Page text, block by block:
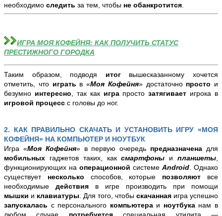
необходимо следить за тем, чтобы не обанкротится
ИГРА МОЯ КОФЕЙНЯ: КАК ПОЛУЧИТЬ СТАТУС
ПРЕСТИЖНОГО ГОРОДКА
Таким образом, подводя итог вышесказанному хочется
отметить, что играть в «Моя Кофейня» достаточно просто и
безумно интересно , так как игра простозатягивает игрока в
игровой процесс с головы до ног.
2. КАК ПРАВИЛЬНО СКАЧАТЬ И УСТАНОВИТЬ ИГРУ «МОЯ
КОФЕЙНЯ» НА КОМПЬЮТЕР И НОУТБУК
Игра «Моя Кофейня» в первую очередь предназначена для
мобильных гаджетов таких, каксмартфоны ипланшеты
функционирующих на операционной системе Android . Однако
существует несколько способов, которые позволяют все
необходимые действия в игре производить при помощи
мышки и клавиатуры . Для того, чтобы скачанная игра успешно
запускалась с персонального компьютера и ноутбука нам в